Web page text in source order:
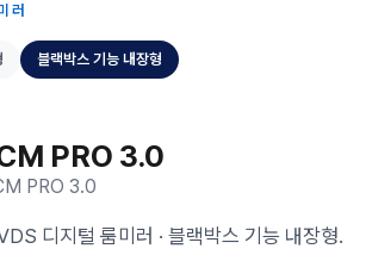
러
블랙박스 기능 내장형
PRO 3.0
PRO 3.0
디지털 룸미러 · 블랙박스 기능 내장형.